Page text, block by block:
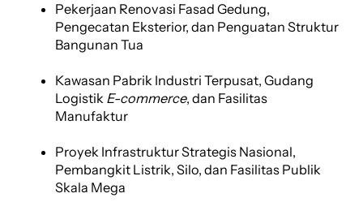
Pekerjaan Renovasi Fasad Gedung,
Pengecatan Eksterior, dan Penguatan Struktur
Bangunan Tua
Kawasan Pabrik Industri Terpusat, Gudang
Logistik E-commerce, dan Fasilitas
Manufaktur
Proyek Infrastruktur Strategis Nasional,
Pembangkit Listrik, Silo, dan Fasilitas Publik
Skala Mega